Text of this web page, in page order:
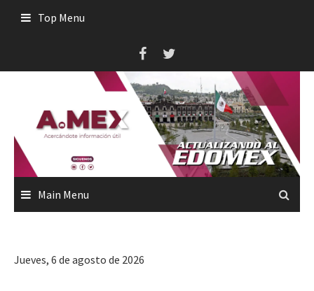
Top Menu
Main Menu
Jueves, 6 de agosto de 2026